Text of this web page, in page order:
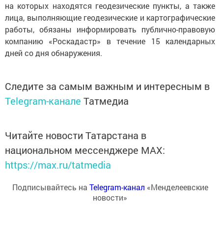
на которых находятся геодезические пункты, а также
лица, выполняющие геодезические и картографические
работы, обязаны информировать публично-правовую
компанию «Роскадастр» в течение 15 календарных
дней со дня обнаружения.
Следите за самым важным и интересным в
Telegram-канале Татмедиа
Читайте новости Татарстана в
национальном мессенджере MАХ:
https://max.ru/tatmedia
Подписывайтесь на Telegram-канал «Менделеевские
новости»